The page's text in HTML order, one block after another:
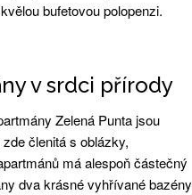
bufetovou polopenzi.
v srdci přírody
Zelená Punta jsou
členitá s oblázky,
má alespoň částečný
dva krásné vyhřívané bazény